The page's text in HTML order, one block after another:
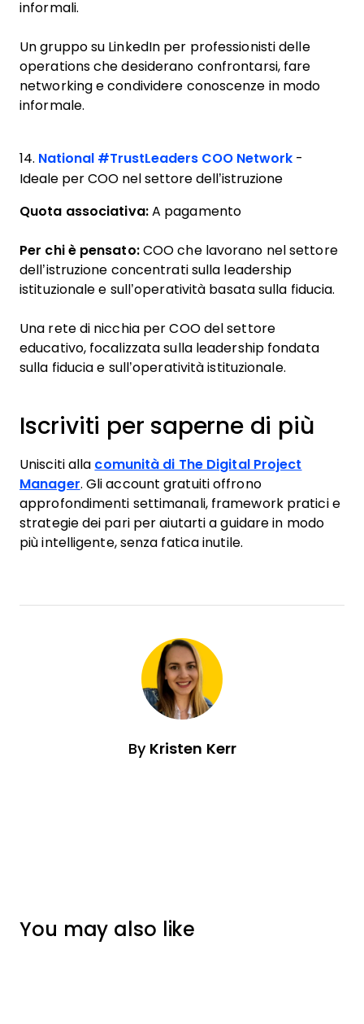
informali.
Un gruppo su LinkedIn per professionisti delle
operations che desiderano confrontarsi, fare
networking e condividere conoscenze in modo
informale.
14. National #TrustLeaders COO Network -
Ideale per COO nel settore dell’istruzione
Quota associativa:A pagamento
Per chi è pensato: COO che lavorano nel settore
dell’istruzione concentrati sulla leadership
istituzionale e sull’operatività basata sulla fiducia.
Una rete di nicchia per COO del settore
educativo, focalizzata sulla leadership fondata
sulla fiducia e sull’operatività istituzionale.
Iscriviti per saperne di più
Unisciti alla comunità di The Digital Project
Manager. Gli account gratuiti offrono
approfondimenti settimanali, framework pratici e
strategie dei pari per aiutarti a guidare in modo
più intelligente, senza fatica inutile.
By Kristen Kerr
You may also like